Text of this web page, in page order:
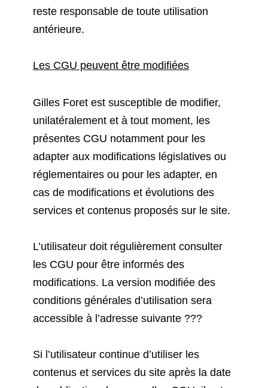
reste responsable de toute utilisation
antérieure.
Les CGU peuvent être modifiées
Gilles Foret est susceptible de modifier,
unilatéralement et à tout moment, les
présentes CGU notamment pour les
adapter aux modifications législatives ou
réglementaires ou pour les adapter, en
cas de modifications et évolutions des
services et contenus proposés sur le site.
L’utilisateur doit régulièrement consulter
les CGU pour être informés des
modifications. La version modifiée des
conditions générales d’utilisation sera
accessible à l’adresse suivante ???
Si l’utilisateur continue d’utiliser les
contenus et services du site après la date